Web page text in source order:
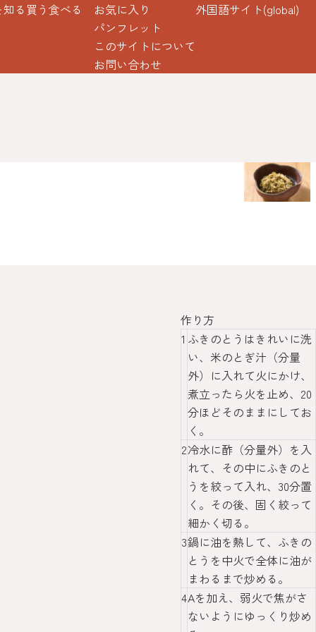
る 買う 食べる
お気に入り
パンフレット
このサイトについて
お問い合わせ
外国語サイト(global)
作り方
1 ふきのとうはきれいに洗
い、米のとぎ汁（分量
外）に入れて火にかけ、
煮立ったら火を止め、20
分ほどそのままにしてお
く。
2冷水に酢（分量外）を入
れて、その中にふきのと
うを絞って入れ、30分置
く。その後、固く絞って
細かく切る。
3鍋に油を熱して、ふきの
とうを中火で全体に油が
まわるまで炒める。
4Aを加え、弱火で焦がさ
ないようにゆっくり炒め